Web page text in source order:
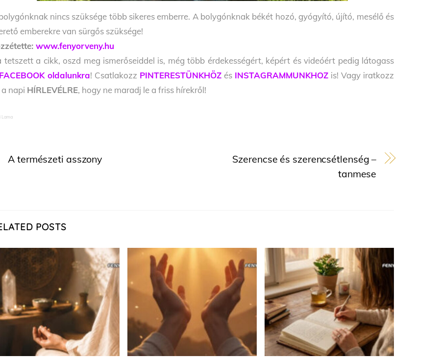
nincs szüksége több sikeres emberre. A bolygónknak békét hozó, gyógyító, újító, mesélő és
emberekre van sürgős szüksége!
www.fenyorveny.hu
tetszett a cikk, oszd meg ismerőseiddel is, még több érdekességért, képért és videóért pedig látogass
oldalunkra! Csatlakozz PINTERESTÜNKHÖZ és INSTAGRAMMUNKHOZ is! Vagy iratkozz
napi HÍRLEVÉLRE, hogy ne maradj le a friss hírekről!
Lama
A természeti asszony
Szerencse és szerencsétlenség –
tanmese
POSTS